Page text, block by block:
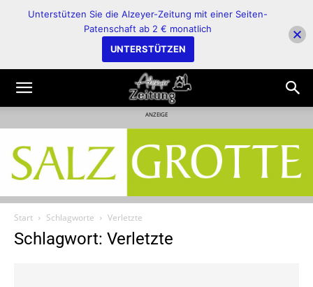
ANZEIGE
Start Schlagworte Verletzte
Schlagwort: Verletzte
Unterstützen Sie die Alzeyer-Zeitung mit einer Seiten-
Patenschaft ab 2 € monatlich
UNTERSTÜTZEN